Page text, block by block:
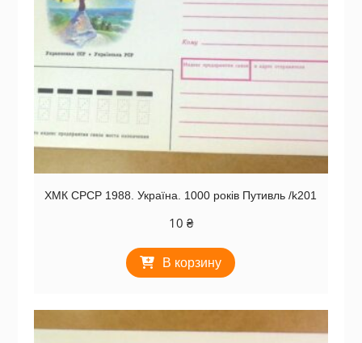
ХМК СРСР 1988. Україна. 1000 років Путивль /k201
10 ₴
В корзину